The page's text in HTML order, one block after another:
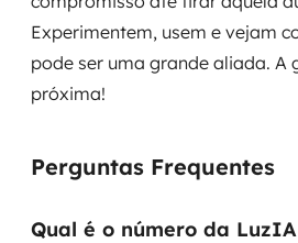
Experimentem, usem e vejam
pode ser uma grande aliada. A
próxima!
Perguntas Frequentes
Qual é o número da